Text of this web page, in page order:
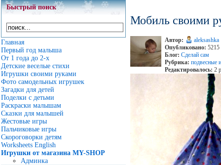
Быстрый поиск
Главная
Первый год малыша
От 1 года до 2-х
Детские веселые стихи
Игрушки своими руками
Фото самодельных игрушек
Загадки для детей
Поделки с детьми
Раскраски малышам
Сказки для малышей
Жестовые игры
Пальчиковые игры
Скороговорки детям
Worksheets English
Игрушки от магазина MY-SHOP
Админка
Мобиль своими
Автор:
aleksashka
Опубликовано: 5215
Блог: Сделай сам
Рубрика: подвесные
Редактировалось: 2